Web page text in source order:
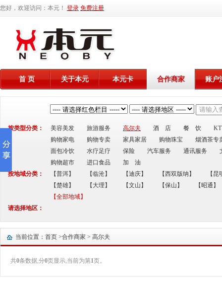
您好，欢迎访问：本元！ 登录 免费注册
首 页 关于本元 本元卡 合作商家 账户
按类型分类： 美容美发 旅游服务 高尔夫 酒 店 餐 饮
购物家电
购物专卖 家具家居 购物珠宝
烟酒茶专
面包冷饮
水疗足疗 保险 汽车服务 通讯服务
购物超市
进口食品
加 油
按地域分类：
【普洱】 【临沧】 【迪庆】 【西双版纳】
【昆
【楚雄】
【大理】 【文山】 【保山】
【昭通】
【全部地域】
请选择地区：
当前位置：首页 >合作商家 > 高尔夫
共0条数据,分0页显示,当前为第1页。